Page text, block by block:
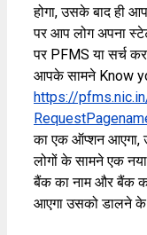
होगा, उसके बाद ही
पर आप लोग अपना
पर PFMS या सर्च
आपके सामने Know
https://
का एक ऑप्शन
लोगों के सामने एक
बैंक का नाम और बैंक
आएगा उसको डालने